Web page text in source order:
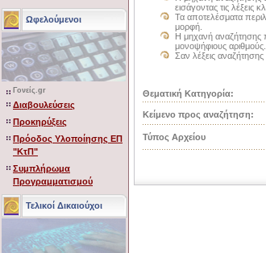
Ωφελούμενοι
Γονείς.gr
Διαβουλεύσεις
Προκηρύξεις
Πρόοδος Υλοποίησης ΕΠ
"ΚτΠ"
Συμπλήρωμα
Προγραμματισμού
Τελικοί Δικαιούχοι
εισάγοντας τις λέξεις
Τα αποτελέσματα
μορφή.
Η μηχανή αναζήτησης
μονοψήφιους αριθμούς.
Σαν λέξεις
Θεματική Κατηγορία:
Κείμενο προς αναζήτηση:
Τύπος Αρχείου